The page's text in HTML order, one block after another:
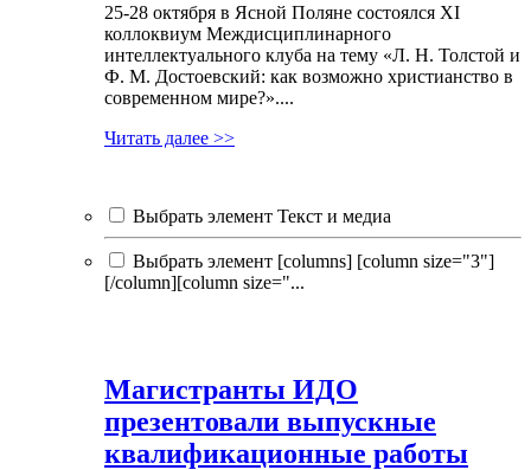
25-28 октября в Ясной Поляне состоялся XI
коллоквиум Междисциплинарного
интеллектуального клуба на тему «Л. Н. Толстой и
Ф. М. Достоевский: как возможно христианство в
современном мире?»....
Читать далее >>
Выбрать элемент Текст и медиа
Выбрать элемент [columns] [column size="3"]
[/column][column size="...
Магистранты ИДО
презентовали выпускные
квалификационные работы